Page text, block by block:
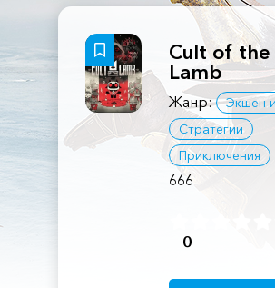
Cult of the
Lamb
Жанр:
Экшен
Стратегии
Приключения
666
0